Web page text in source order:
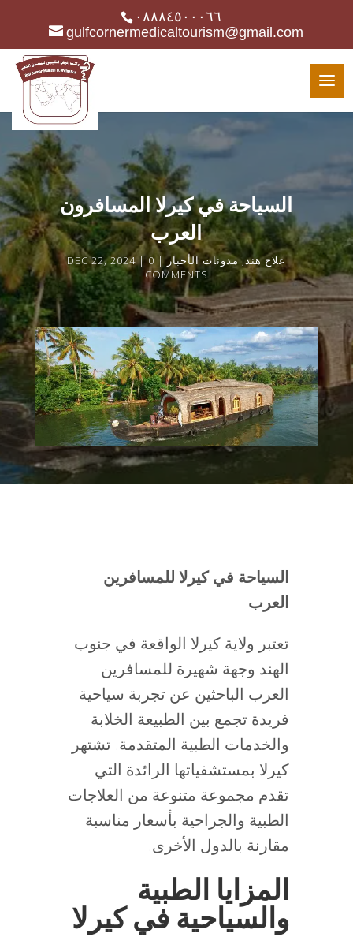
٠٨٨٨٤٥٠٠٠٦٦
gulfcornermedicaltourism@gmail.com
السياحة في كيرلا المسافرون
العرب
DEC 22, 2024 علاج هند,مدونات الأخبار
0
COMMENTS
السياحة في كيرلا للمسافرين
العرب
تعتبر ولاية كيرلا الواقعة في جنوب
الهند وجهة شهيرة للمسافرين
العرب الباحثين عن تجربة سياحية
فريدة تجمع بين الطبيعة الخلابة
والخدمات الطبية المتقدمة. تشتهر
كيرلا بمستشفياتها الرائدة التي
تقدم مجموعة متنوعة من العلاجات
الطبية والجراحية بأسعار مناسبة
مقارنة بالدول الأخرى.
المزايا الطبية
والسياحية في كيرلا